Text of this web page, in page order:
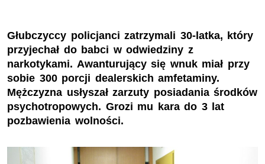
Głubczyccy policjanci zatrzymali 30-latka, który
przyjechał do babci w odwiedziny z
narkotykami. Awanturujący się wnuk miał przy
sobie 300 porcji dealerskich amfetaminy.
Mężczyzna usłyszał zarzuty posiadania środków
psychotropowych. Grozi mu kara do 3 lat
pozbawienia wolności.